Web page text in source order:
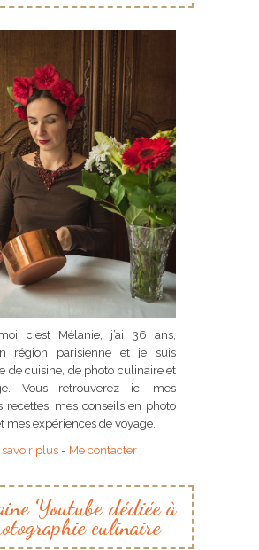
c'est Mélanie, j’ai 36 ans,
région parisienne et je suis
de cuisine, de photo culinaire et
Vous retrouverez ici mes
recettes, mes conseils en photo
mes expériences de voyage.
savoir plus - Me contacter
Youtube dédiée à
culinaire